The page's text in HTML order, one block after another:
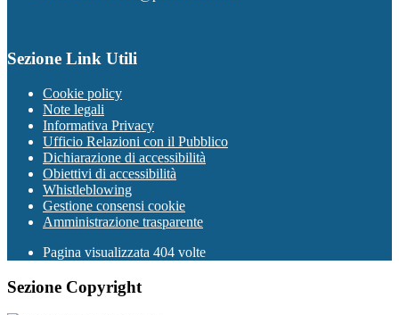
Sezione Link Utili
Cookie policy
Note legali
Informativa Privacy
Ufficio Relazioni con il Pubblico
Dichiarazione di accessibilità
Obiettivi di accessibilità
Whistleblowing
Gestione consensi cookie
Amministrazione trasparente
Pagina visualizzata 404 volte
Sezione Copyright